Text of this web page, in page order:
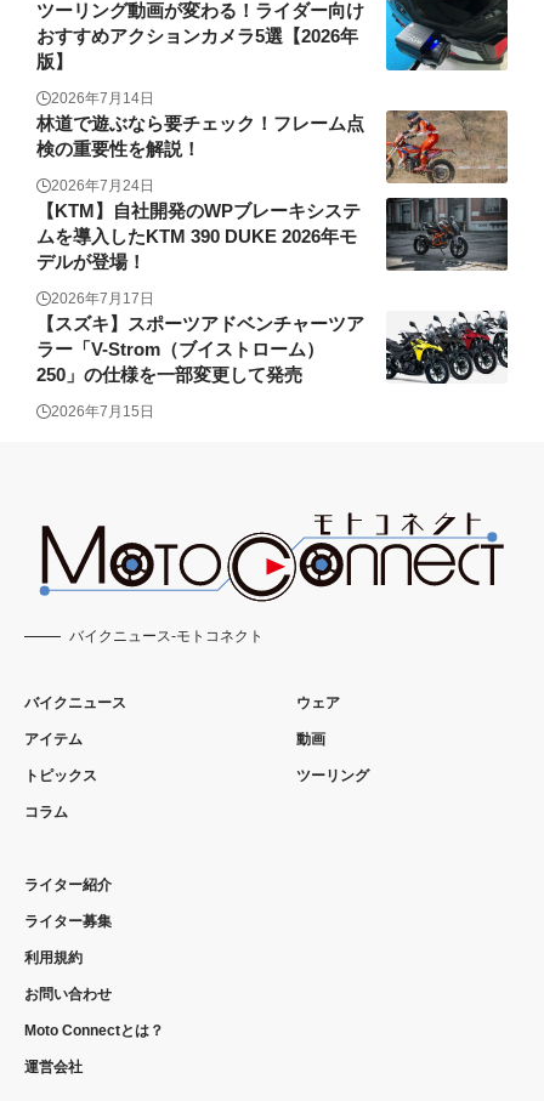
ツーリング動画が変わる！ライダー向け
おすすめアクションカメラ5選【2026年
版】
2026年7月14日
林道で遊ぶなら要チェック！フレーム点
検の重要性を解説！
2026年7月24日
【KTM】自社開発のWPブレーキシステ
ムを導入したKTM 390 DUKE 2026年モ
デルが登場！
2026年7月17日
【スズキ】スポーツアドベンチャーツア
ラー「V-Strom（ブイストローム）
250」の仕様を一部変更して発売
2026年7月15日
バイクニュース-モトコネクト
バイクニュース
アイテム
トピックス
コラム
ウェア
動画
ツーリング
ライター紹介
ライター募集
利用規約
お問い合わせ
Moto Connectとは？
運営会社